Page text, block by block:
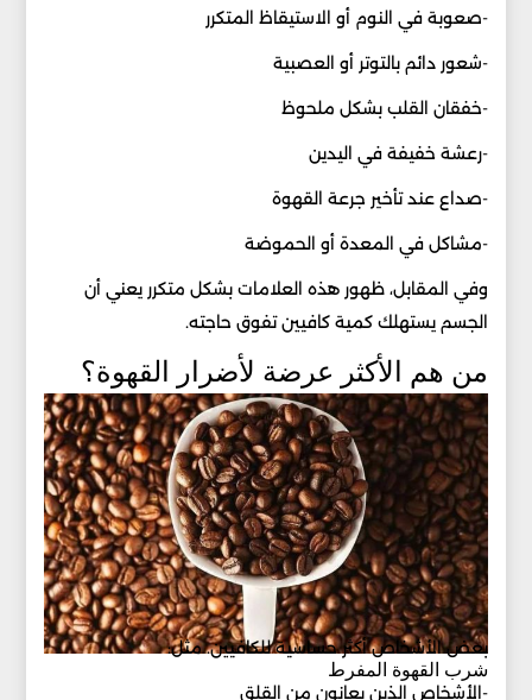
-صعوبة في النوم أو الاستيقاظ المتكرر
-شعور دائم بالتوتر أو العصبية
-خفقان القلب بشكل ملحوظ
-رعشة خفيفة في اليدين
-صداع عند تأخير جرعة القهوة
-مشاكل في المعدة أو الحموضة
وفي المقابل، ظهور هذه العلامات بشكل متكرر يعني أن
الجسم يستهلك كمية كافيين تفوق حاجته.
من هم الأكثر عرضة لأضرار القهوة؟
شرب القهوة المفرط
بعض الأشخاص أكثر حساسية للكافيين. مثل:
-الأشخاص الذين يعانون من القلق